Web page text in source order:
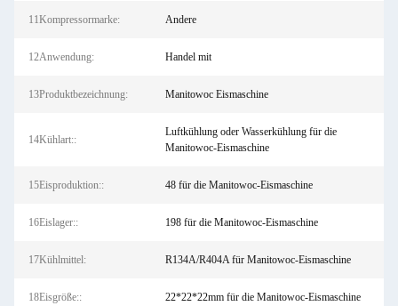
11Kompressormarke: Andere
12Anwendung: Handel mit
13Produktbezeichnung: Manitowoc Eismaschine
14Kühlart::
Luftkühlung oder Wasserkühlung für die
Manitowoc-Eismaschine
15Eisproduktion:: 48 für die Manitowoc-Eismaschine
16Eislager:: 198 für die Manitowoc-Eismaschine
17Kühlmittel: R134A/R404A für Manitowoc-Eismaschine
18Eisgröße:: 22*22*22mm für die Manitowoc-Eismaschine